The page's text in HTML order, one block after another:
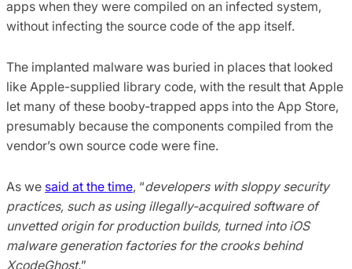
apps when they were compiled on an infected system,
without infecting the source code of the app itself.
The implanted malware was buried in places that looked
like Apple-supplied library code, with the result that Apple
let many of these booby-trapped apps into the App Store,
presumably because the components compiled from the
vendor’s own source code were fine.
As we said at the time, “developers with sloppy security
practices, such as using illegally-acquired software of
unvetted origin for production builds, turned into iOS
malware generation factories for the crooks behind
XcodeGhost.”